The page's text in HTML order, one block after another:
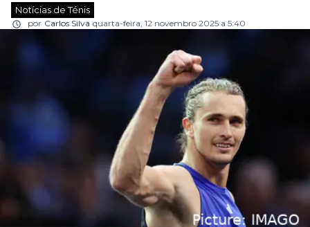
Notícias de Ténis
por Carlos Silva quarta-feira, 12 novembro 2025 a 5:40